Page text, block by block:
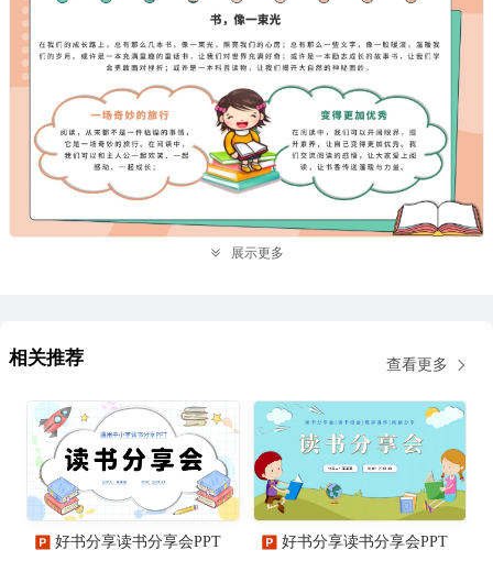
展示更多
相关推荐 查看更多
好书分享读书分享会PPT 好书分享读书分享会PPT